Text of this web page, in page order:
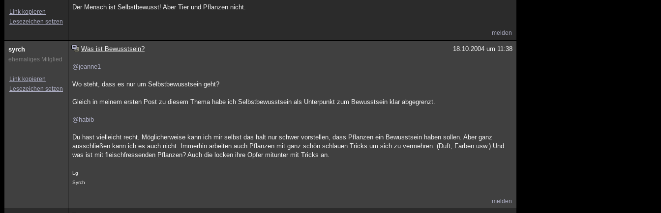
Link kopieren
Lesezeichen setzen
Der Mensch ist Selbstbewusst! Aber Tier und Pflanzen nicht.
melden
syrch
ehemaliges Mitglied
Link kopieren
Lesezeichen setzen
Was ist Bewusstsein? 18.10.2004 um 11:38
@jeanne1
Wo steht, dass es nur um Selbstbewusstsein geht?
Gleich in meinem ersten Post zu diesem Thema habe ich Selbstbewusstsein als Unterpunkt zum Bewusstsein klar abgegrenzt.
@habib
Du hast vielleicht recht. Möglicherweise kann ich mir selbst das halt nur schwer vorstellen, dass Pflanzen ein Bewusstsein haben sollen. Aber ganz
ausschließen kann ich es auch nicht. Immerhin arbeiten auch Pflanzen mit ganz schön schlauen Tricks um sich zu vermehren. (Duft, Farben usw.) Und
was ist mit fleischfressenden Pflanzen? Auch die locken ihre Opfer mitunter mit Tricks an.
Lg
Syrch
melden